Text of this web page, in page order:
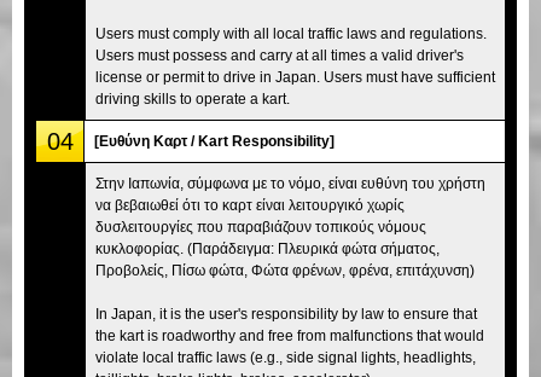
Users must comply with all local traffic laws and regulations.
Users must possess and carry at all times a valid driver's
license or permit to drive in Japan. Users must have sufficient
driving skills to operate a kart.
04 [Ευθύνη Καρτ / Kart Responsibility]
Στην Ιαπωνία, σύμφωνα με το νόμο, είναι ευθύνη του χρήστη
να βεβαιωθεί ότι το καρτ είναι λειτουργικό χωρίς
δυσλειτουργίες που παραβιάζουν τοπικούς νόμους
κυκλοφορίας. (Παράδειγμα: Πλευρικά φώτα σήματος,
Προβολείς, Πίσω φώτα, Φώτα φρένων, φρένα, επιτάχυνση)
In Japan, it is the user's responsibility by law to ensure that
the kart is roadworthy and free from malfunctions that would
violate local traffic laws (e.g., side signal lights, headlights,